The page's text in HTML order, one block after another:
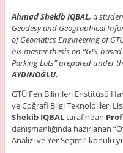
Ahmad Shekib IQBAL, a
Geodesy and Geographical
of Geomatics Engineering of
his master thesis on “GIS-
Parking Lots” prepared under
AYDINOĞLU.
GTÜ Fen Bilimleri Enstitüsü
ve Coğrafi Bilgi Teknolojileri
Shekib IQBALtarafından
danışmanlığında hazırlanan
Analizi ve Yer Seçimi” konulu